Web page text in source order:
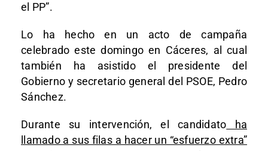
el PP”.
Lo ha hecho en un acto de campaña
celebrado este domingo en Cáceres, al cual
también ha asistido el presidente del
Gobierno y secretario general del PSOE, Pedro
Sánchez.
Durante su intervención, el candidato ha
llamado a sus filas a hacer un “esfuerzo extra”